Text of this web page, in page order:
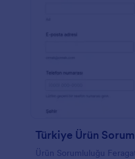
Ürün Sorumluluğu